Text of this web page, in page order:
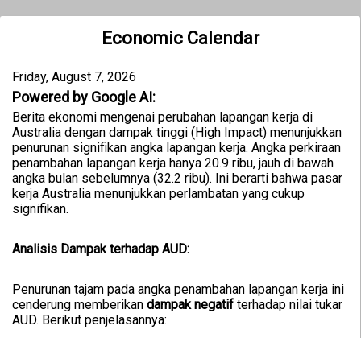
Economic Calendar
Friday, August 7, 2026
Powered by Google AI:
Berita ekonomi mengenai perubahan lapangan kerja di
Australia dengan dampak tinggi (High Impact) menunjukkan
penurunan signifikan angka lapangan kerja. Angka perkiraan
penambahan lapangan kerja hanya 20.9 ribu, jauh di bawah
angka bulan sebelumnya (32.2 ribu). Ini berarti bahwa pasar
kerja Australia menunjukkan perlambatan yang cukup
signifikan.
Analisis Dampak terhadap AUD:
Penurunan tajam pada angka penambahan lapangan kerja ini
cenderung memberikan dampak negatif terhadap nilai tukar
AUD. Berikut penjelasannya: